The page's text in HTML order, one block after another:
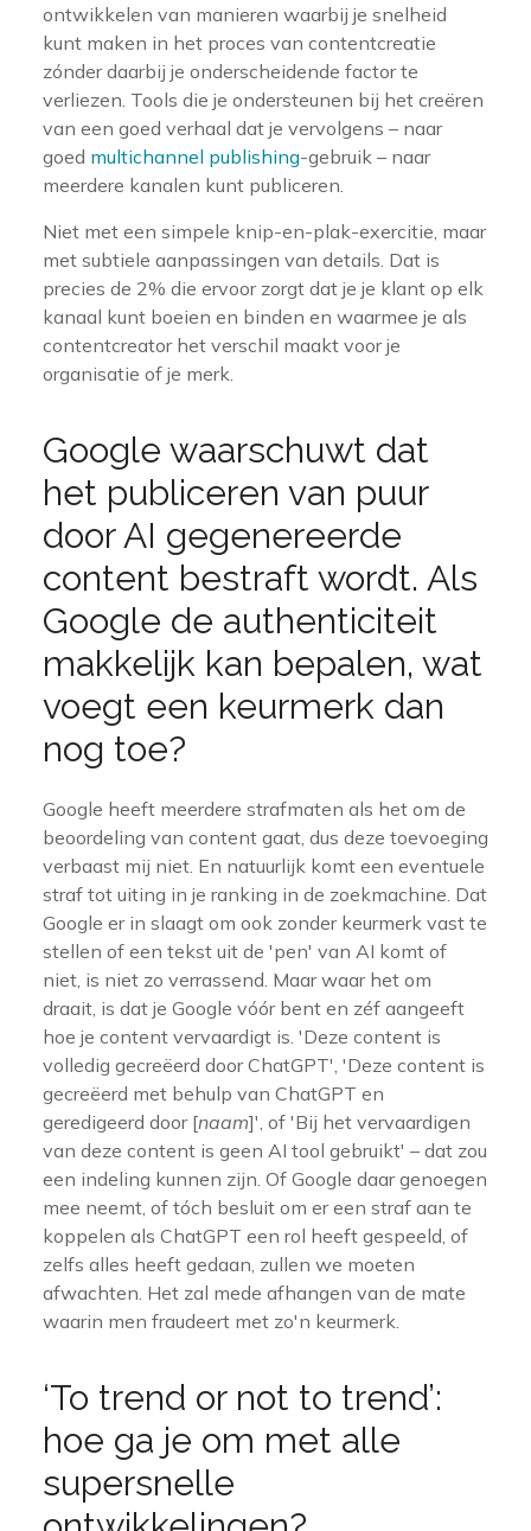
ontwikkelen van manieren waarbij je snelheid
kunt maken in het proces van contentcreatie
zónder daarbij je onderscheidende factor te
verliezen. Tools die je ondersteunen bij het creëren
van een goed verhaal dat je vervolgens – naar
goed multichannel publishing-gebruik – naar
meerdere kanalen kunt publiceren.
Niet met een simpele knip-en-plak-exercitie, maar
met subtiele aanpassingen van details. Dat is
precies de 2% die ervoor zorgt dat je je klant op elk
kanaal kunt boeien en binden en waarmee je als
contentcreator het verschil maakt voor je
organisatie of je merk.
Google waarschuwt dat
het publiceren van puur
door AI gegenereerde
content bestraft wordt. Als
Google de authenticiteit
makkelijk kan bepalen, wat
voegt een keurmerk dan
nog toe?
Google heeft meerdere strafmaten als het om de
beoordeling van content gaat, dus deze toevoeging
verbaast mij niet. En natuurlijk komt een eventuele
straf tot uiting in je ranking in de zoekmachine. Dat
Google er in slaagt om ook zonder keurmerk vast te
stellen of een tekst uit de 'pen' van AI komt of
niet, is niet zo verrassend. Maar waar het om
draait, is dat je Google vóór bent en zéf aangeeft
hoe je content vervaardigt is. 'Deze content is
volledig gecreëerd door ChatGPT', 'Deze content is
gecreëerd met behulp van ChatGPT en
geredigeerd door [naam]', of 'Bij het vervaardigen
van deze content is geen AI tool gebruikt' – dat zou
een indeling kunnen zijn. Of Google daar genoegen
mee neemt, of tóch besluit om er een straf aan te
koppelen als ChatGPT een rol heeft gespeeld, of
zelfs alles heeft gedaan, zullen we moeten
afwachten. Het zal mede afhangen van de mate
waarin men fraudeert met zo'n keurmerk.
‘To trend or not to trend’:
hoe ga je om met alle
supersnelle